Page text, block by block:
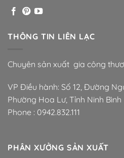
THÔNG TIN LIÊN LẠC
Chuyên sản xuất gia công
VP Điều hành: Số 12, Đường
Phường Hoa Lư, Tỉnh Ninh Bình
Phone : 0942.832.111
PHÂN XƯỞNG SẢN XUẤT